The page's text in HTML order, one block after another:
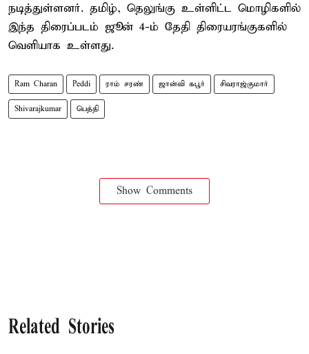
நடித்துள்ளனர். தமிழ், தெலுங்கு உள்ளிட்ட மொழிகளில்
இந்த திரைப்படம் ஜூன் 4-ம் தேதி திரையரங்குகளில்
வெளியாக உள்ளது.
Ram Charan Peddi ராம் சரண் ஜான்வி கபூர் சிவராஜ்குமார்
Shivarajkumar பெத்தி
Show Comments
Related Stories